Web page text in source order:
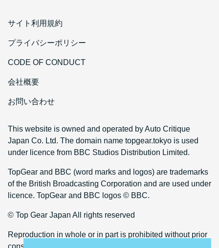
サイト利用規約
プライバシーポリシー
CODE OF CONDUCT
会社概要
お問い合わせ
This website is owned and operated by Auto Critique
Japan Co. Ltd. The domain name topgear.tokyo is used
under licence from BBC Studios Distribution Limited.
TopGear and BBC (word marks and logos) are trademarks
of the British Broadcasting Corporation and are used under
licence. TopGear and BBC logos © BBC.
© Top Gear Japan All rights reserved
Reproduction in whole or in part is prohibited without prior